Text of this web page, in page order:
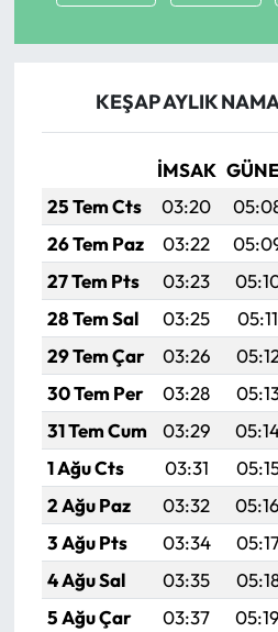
KEŞAP AYLIK
İMSAK
25 Tem Cts
03:20
26 Tem Paz
03:22
27 Tem Pts
03:23
28 Tem Sal
03:25 05:11
29 Tem Çar
03:26
30 Tem Per
03:28
31 Tem Cum
03:29
1 Ağu Cts
03:31
2 Ağu Paz
03:32 05:16
3 Ağu Pts
03:34
4 Ağu Sal
03:35
5 Ağu Çar
03:37 05:19